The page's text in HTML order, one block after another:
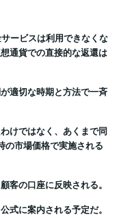
ービスは利用できなくな
通貨での直接的な返還は
適切な時期と方法で一斉
けではなく、あくまで同
の市場価格で実施される
客の口座に反映される。
式に案内される予定だ。